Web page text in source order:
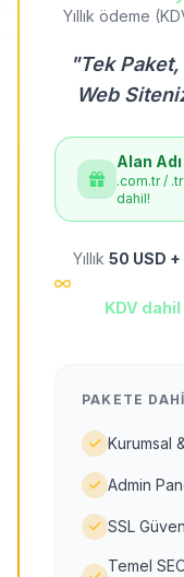
Yıllık ödeme
"Tek
Web
Alan
.com.tr /
dahil!
Yıllık 50 USD +
KDV dahil
PAKETE
Kurumsal
Admin
SSL
Temel